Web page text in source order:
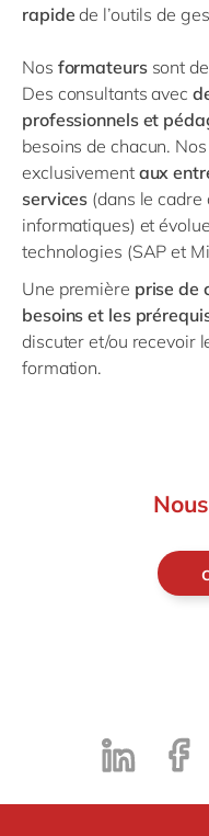
rapide de l’outils de
Nos formateurs sont
Des consultants avec
professionnels et
besoins de chacun.
exclusivementaux
services (dans le
informatiques) et
technologies (SAP et
Une première prise de
besoins et les
discuter et/ou recevoir
formation.